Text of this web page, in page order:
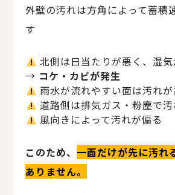
外壁の汚れは方角によって蓄積
す
北側は日当たりが悪く、湿
→ コケ・カビが発生
雨水が流れやすい面は汚れ
道路側は排気ガス・粉塵で
風向きによって汚れが偏る
このため、 一面だけが先に汚れ
ありません。